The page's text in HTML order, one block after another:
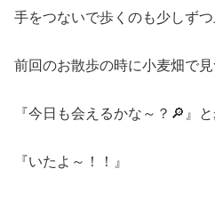
手をつないで歩くのも少しず
前回のお散歩の時に小麦畑で見
『今日も会えるかな～？🔎』
『いたよ～！！』